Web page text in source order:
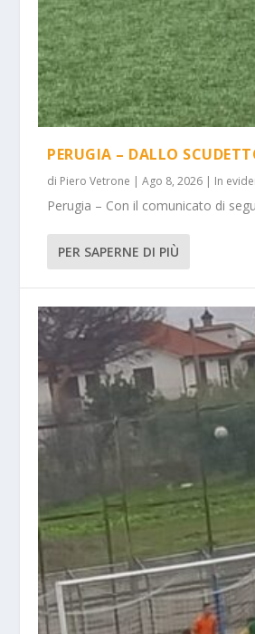
PERUGIA – DALLO
di Piero Vetrone |Ago 8, 2026 | In
Perugia – Con il comunicato di
PER SAPERNE DI PIÙ